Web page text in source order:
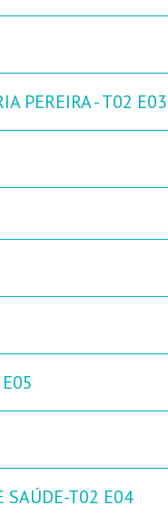
PEREIRA - T02 E03
SAÚDE-T02 E04